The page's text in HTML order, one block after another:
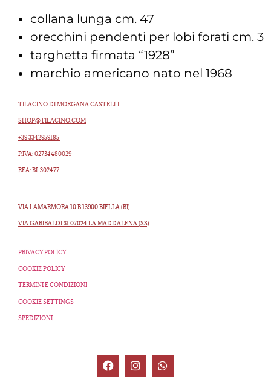
collana lunga cm. 47
orecchini pendenti per lobi forati cm. 3
targhetta firmata “1928”
marchio americano nato nel 1968
TILACINO DI MORGANA CASTELLI
SHOP@TILACINO.COM
+39 3342959185
P.IVA: 02734480029
REA: BI-302477
VIA LAMARMORA 10 B 13900 BIELLA (BI)
VIA GARIBALDI 31 07024 LA MADDALENA (SS)
PRIVACY POLICY
COOKIE POLICY
TERMINI E CONDIZIONI
COOKIE SETTINGS
SPEDIZIONI